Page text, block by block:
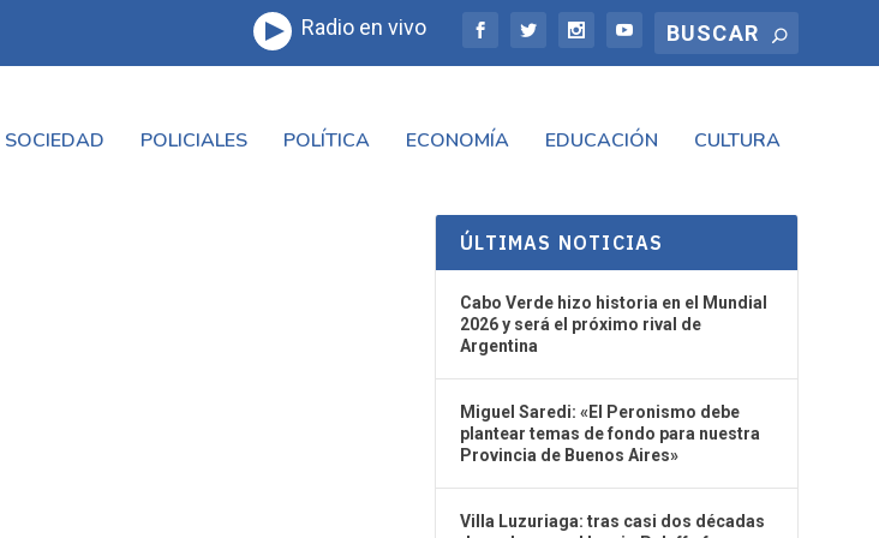
Radio en vivo
SOCIEDAD POLICIALES POLÍTICA ECONOMÍA EDUCACIÓN CULTURA
ÚLTIMAS NOTICIAS
Cabo Verde hizo historia en el Mundial
2026 y será el próximo rival de
Argentina
Miguel Saredi: «El Peronismo debe
plantear temas de fondo para nuestra
Provincia de Buenos Aires»
Villa Luzuriaga: tras casi dos décadas